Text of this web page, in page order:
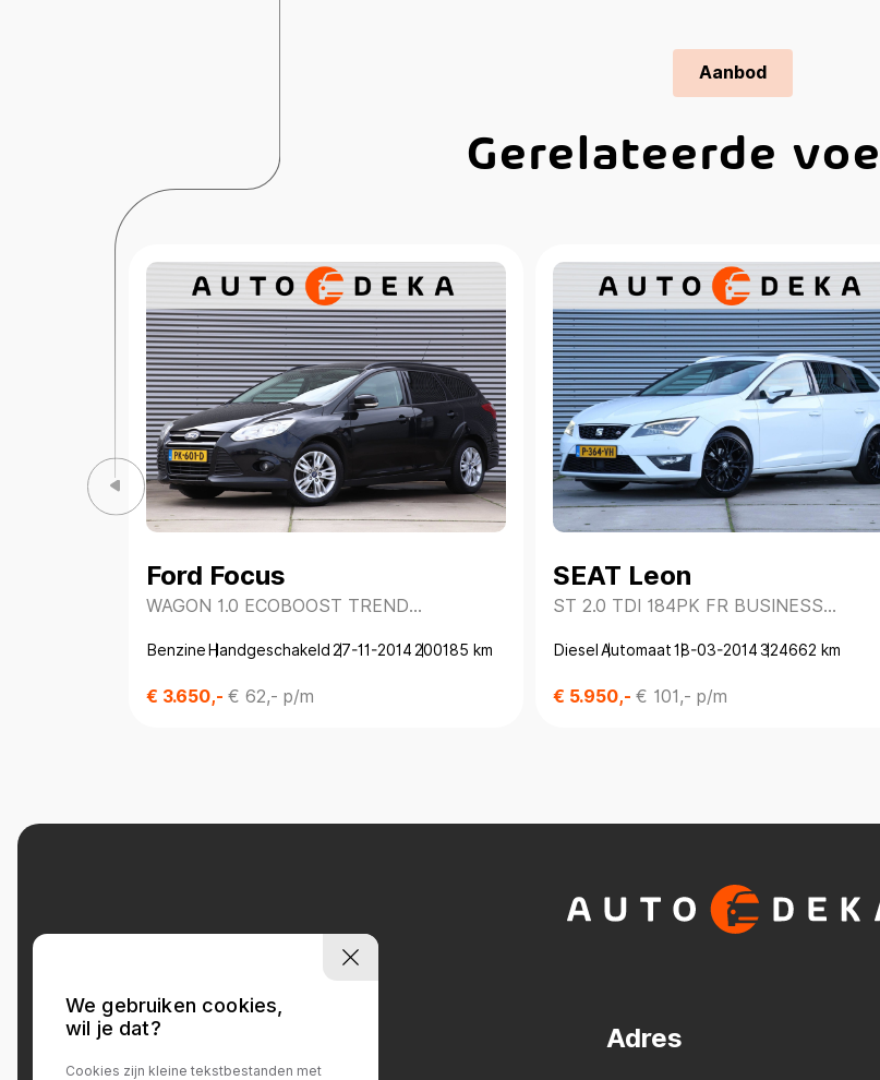
Aanbod
Gerelateerde
Ford Focus
WAGON 1.0 ECOBOOST TREND
Benzine Handgeschakeld 27-11-2014 200185 km
€ 3.650,- € 62,- p/m
SEAT Leon
ST 2.0 TDI 184PK FR BUSINESS
Diesel Automaat18-03-2014 324662 km
€ 5.950,- € 101,- p/m
Adres
We gebruiken cookies,
wil je dat?
Cookies zijn kleine tekstbestanden met